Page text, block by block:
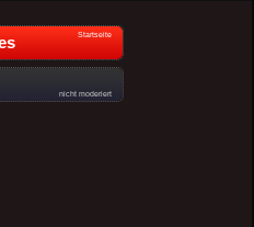
Startseite
nicht moderiert